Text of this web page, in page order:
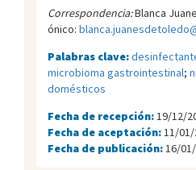
Correspondencia:Blanca
ónico:
Palabras clave:
microbioma gastrointestinal;
domésticos
Fecha de recepción: 19/12/
Fecha de aceptación: 11/
Fecha de publicación: 16/